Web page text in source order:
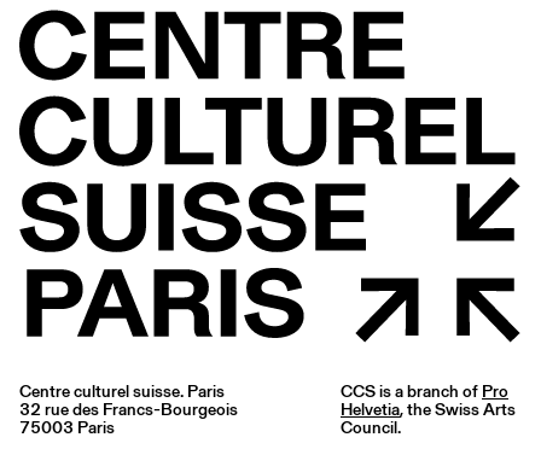
Centre culturel suisse. Paris
32 rue des Francs-Bourgeois
75003 Paris
CCS is a branch of Pro
Helvetia, the Swiss Arts
Council.